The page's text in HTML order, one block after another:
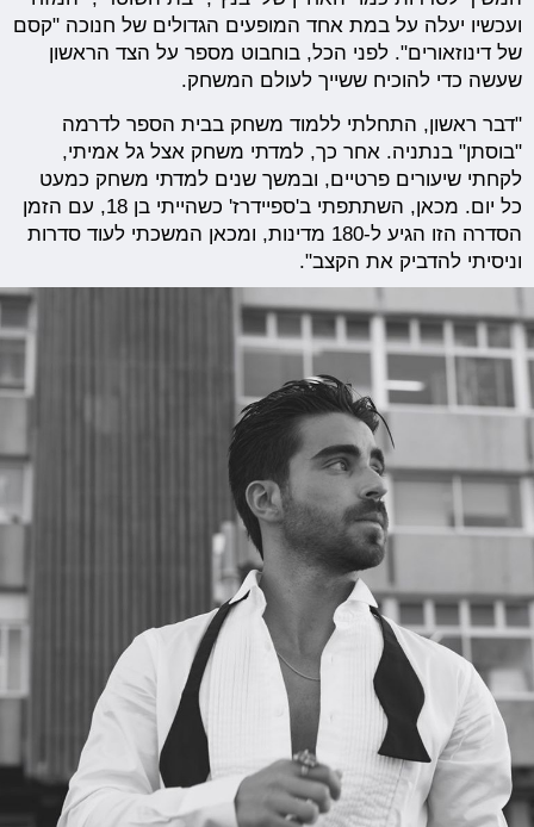
ועכשיו יעלה על במת אחד המופעים הגדולים של חנוכה "קסם
של דינוזאורים". לפני הכל, בוחבוט מספר על הצד הראשון
שעשה כדי להוכיח ששייך לעולם המשחק.
"דבר ראשון, התחלתי ללמוד משחק בבית הספר לדרמה
"בוסתן" בנתניה. אחר כך, למדתי משחק אצל גל אמיתי,
לקחתי שיעורים פרטיים, ובמשך שנים למדתי משחק כמעט
כל יום. מכאן, השתתפתי ב'ספיידרז' כשהייתי בן 18, עם הזמן
הסדרה הזו הגיע ל-180 מדינות, ומכאן המשכתי לעוד סדרות
וניסיתי להדביק את הקצב".